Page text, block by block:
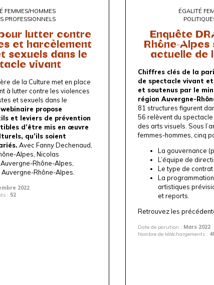
FEMMES/HOMMES
PROFESSIONNELS
lutter contre
et harcèlement
sexuels dans le
vivant
de la Culture met en place
à lutter contre les violences
et sexuels dans le
propose
et leviers de prévention
d’être mis en œuvre
qu’ils soient
Avec Fanny Dechenaud,
Alpes , Nicolas
Auvergne-Rhône-Alpes
Auvergne-Rhône-Alpes
2022
: 52
ÉGALITÉ
Enquête
Rhône-
actuelle de
Chiffres clés de la
de spectacle vivant
et soutenus par le
région Auvergne-
81 structures figurent
56 relèvent du
des arts visuels. Sous
femmes-hommes, cinq
La gouvernance
L’équipe de
Le type de contrat
La
artistiques
et reports.
Retrouvez les
Date de parution : Mars 2022
Nombre de téléchargements :